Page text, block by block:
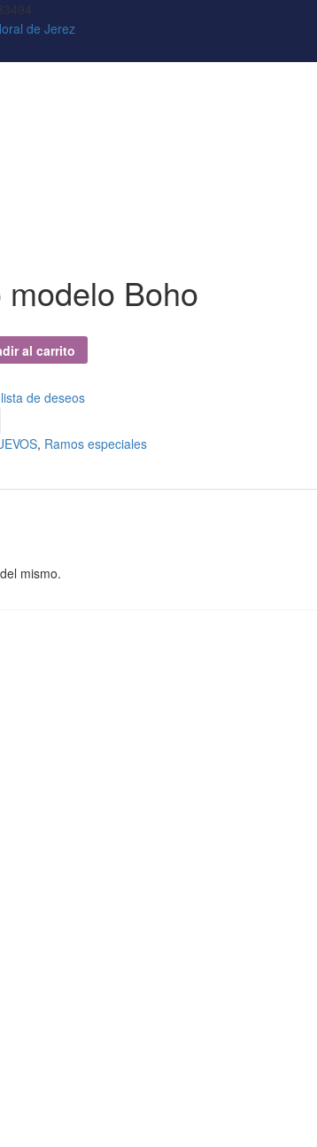
modelo Boho
al carrito
de deseos
, Ramos especiales
mismo.